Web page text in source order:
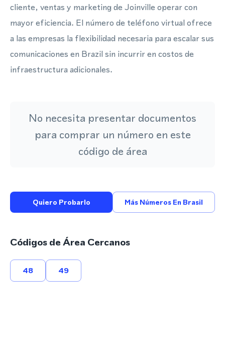
cliente, ventas y marketing de Joinville operar con
mayor eficiencia. El número de teléfono virtual ofrece
a las empresas la flexibilidad necesaria para escalar sus
comunicaciones en Brazil sin incurrir en costos de
infraestructura adicionales.
No necesita presentar documentos
para comprar un número en este
código de área
Quiero Probarlo Más Números En Brasil
Códigos de Área Cercanos
48 49